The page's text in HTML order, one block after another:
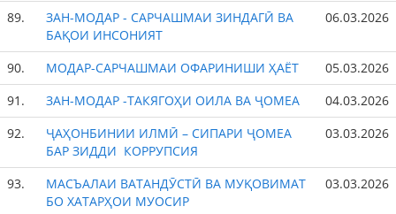
89.
ЗАН-МОДАР - САРЧАШМАИ ЗИНДАГӢ ВА
БАҚОИ ИНСОНИЯТ
06.03.2026
90. МОДАР-САРЧАШМАИ ОФАРИНИШИ ҲАЁТ
05.03.2026
91.
ЗАН-МОДАР -ТАКЯГОҲИ ОИЛА ВА ҶОМЕА
04.03.2026
92.
ҶАҲОНБИНИИ ИЛМӢ – СИПАРИ ҶОМЕА
БАР ЗИДДИ КОРРУПСИЯ
03.03.2026
93.
МАСЪАЛАИ ВАТАНДӮСТӢ ВА МУҚОВИМАТ
БО ХАТАРҲОИ МУОСИР
03.03.2026